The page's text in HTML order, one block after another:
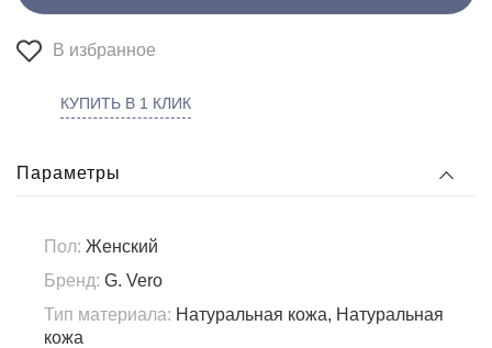
В избранное
КУПИТЬ В 1 КЛИК
Параметры
Пол: Женский
Бренд: G. Vero
Тип материала: Натуральная кожа, Натуральная
кожа